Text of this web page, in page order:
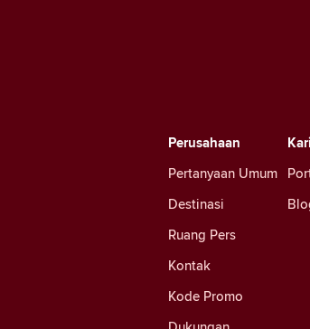
Perusahaan
Pertanyaan Umum
Destinasi
Ruang Pers
Kontak
Kode Promo